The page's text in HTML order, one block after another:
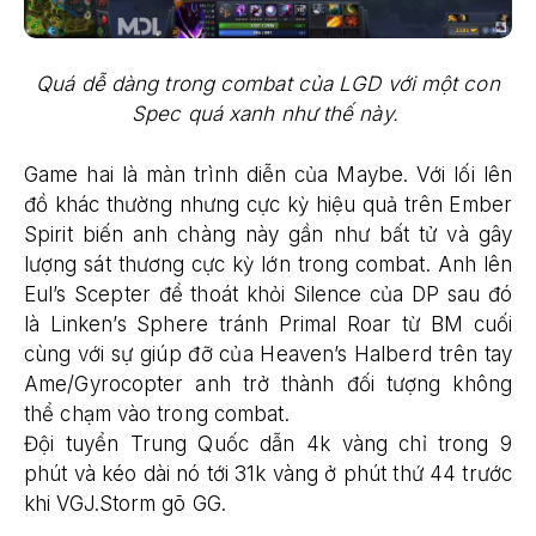
Quá dễ dàng trong combat của LGD với một con
Spec quá xanh như thế này.
Game hai là màn trình diễn của Maybe. Với lối lên
đồ khác thường nhưng cực kỳ hiệu quả trên Ember
Spirit biến anh chàng này gần như bất tử và gây
lượng sát thương cực kỳ lớn trong combat. Anh lên
Eul’s Scepter để thoát khỏi Silence của DP sau đó
là Linken’s Sphere tránh Primal Roar từ BM cuối
cùng với sự giúp đỡ của Heaven’s Halberd trên tay
Ame/Gyrocopter anh trở thành đối tượng không
thể chạm vào trong combat.
Đội tuyển Trung Quốc dẫn 4k vàng chỉ trong 9
phút và kéo dài nó tới 31k vàng ở phút thứ 44 trước
khi VGJ.Storm gõ GG.